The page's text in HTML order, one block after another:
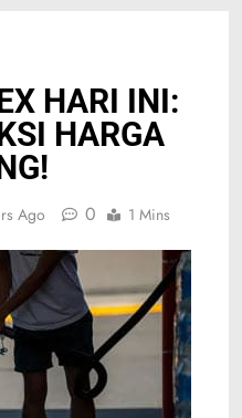
HARI INI:
HARGA
Ago 0 1 Mins